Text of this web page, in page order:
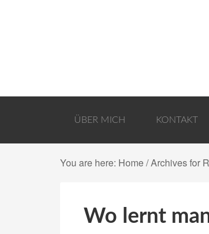
ÜBER MICH KONTAKT
You are here: Home/ Archives for
Wo lernt